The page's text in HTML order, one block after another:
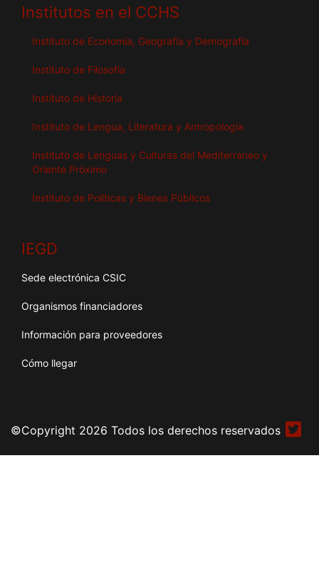
Institutos en el CCHS
Instituto de Economía, Geografía y Demografía
Instituto de Filosofía
Instituto de Historia
Instituto de Lengua, Literatura y Antropología
Instituto de Lenguas y Culturas del Mediterráneo y
Oriente Próximo
Instituto de Políticas y Bienes Públicos
IEGD
Sede electrónica CSIC
Organismos financiadores
Información para proveedores
Cómo llegar
©Copyright 2026 Todos los derechos reservados